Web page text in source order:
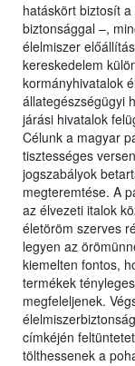
hatáskört biztosít
biztonsággal –,
élelmiszer
kereskedelem
kormányhivatalok
állategészségügyi
járási hivatalok
Célunk a magyar
tisztességes
jogszabályok
megteremtése. A
az élvezeti italok
életöröm szerves
legyen az
kiemelten fontos,
termékek
megfeleljenek.
címkéjén
tölthessenek a